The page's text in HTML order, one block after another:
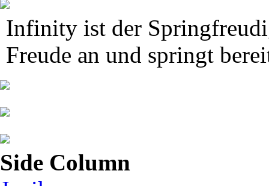
Infinity ist der
Freude an und springt
Side Column